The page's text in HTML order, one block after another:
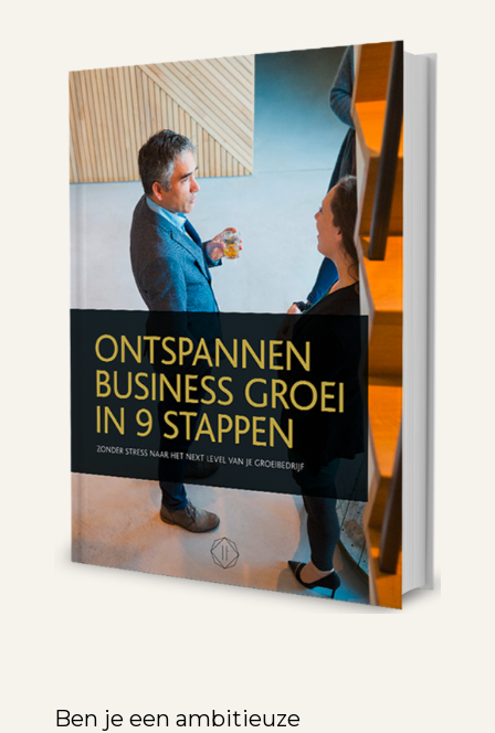
Ben je een ambitieuze